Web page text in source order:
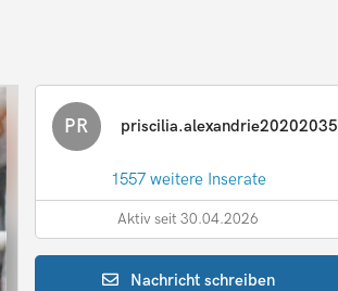
PR priscilia.alexandrie20202035
1557 weitere Inserate
Aktiv seit 30.04.2026
Nachrichtschreiben